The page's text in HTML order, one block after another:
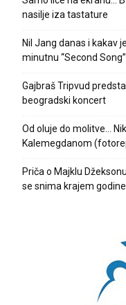
nasilje iza tastature
Nil Jang danas i kakav
minutnu “Second Song”
Gajbraš Tripvud
beogradski koncert
Od oluje do molitve…
Kalemegdanom
Priča o Majklu
se snima krajem godine